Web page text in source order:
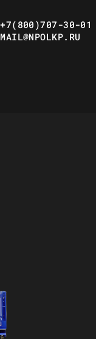
+7(800)707-30-01
MAIL@NPOLKP.RU